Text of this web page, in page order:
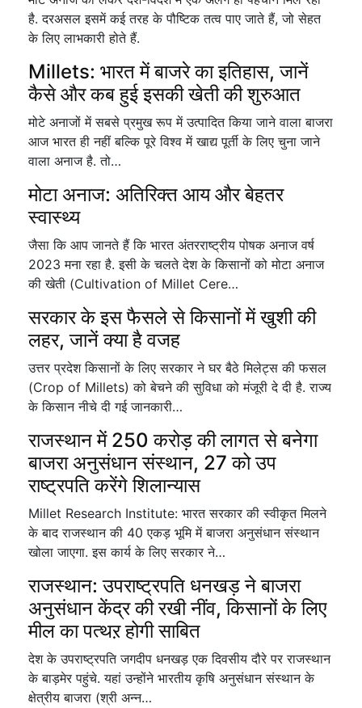
है. दरअसल इसमें कई तरह के पौष्टिक तत्व पाए जाते हैं, जो सेहत
के लिए लाभकारी होते हैं.
Millets: भारत में बाजरे का इतिहास, जानें
कैसे और कब हुई इसकी खेती की शुरुआत
मोटे अनाजों में सबसे प्रमुख रूप में उत्पादित किया जाने वाला बाजरा
आज भारत ही नहीं बल्कि पूरे विश्व में खाद्य पूर्ती के लिए चुना जाने
वाला अनाज है. तो…
मोटा अनाज: अतिरिक्त आय और बेहतर
स्वास्थ्य
जैसा कि आप जानते हैं कि भारत अंतरराष्ट्रीय पोषक अनाज वर्ष
2023 मना रहा है. इसी के चलते देश के किसानों को मोटा अनाज
की खेती (Cultivation of Millet Cere…
सरकार के इस फैसले से किसानों में खुशी की
लहर, जानें क्या है वजह
उत्तर प्रदेश किसानों के लिए सरकार ने घर बैठे मिलेट्स की फसल
(Crop of Millets) को बेचने की सुविधा को मंजूरी दे दी है. राज्य
के किसान नीचे दी गई जानकारी…
राजस्थान में 250 करोड़ की लागत से बनेगा
बाजरा अनुसंधान संस्थान, 27 को उप
राष्ट्रपति करेंगे शिलान्यास
Millet Research Institute: भारत सरकार की स्वीकृत मिलने
के बाद राजस्थान की 40 एकड़ भूमि में बाजरा अनुसंधान संस्थान
खोला जाएगा. इस कार्य के लिए सरकार ने…
राजस्थान: उपराष्ट्रपति धनखड़ ने बाजरा
अनुसंधान केंद्र की रखी नींव, किसानों के लिए
मील का पत्थऱ होगी साबित
देश के उपराष्ट्रपति जगदीप धनखड़ एक दिवसीय दौरे पर राजस्थान
के बाड़मेर पहुंचे. यहां उन्होंने भारतीय कृषि अनुसंधान संस्थान के
क्षेत्रीय बाजरा (श्री अन्न…